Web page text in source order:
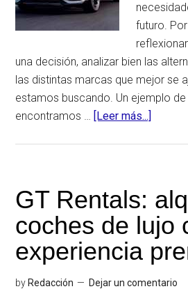
futuro.
una decisión, analizar bien las
las distintas marcas que mejor se
estamos buscando. Un ejemplo
encontramos … [Leer más...]
Ceed,
tres
de
KIA
que
GT Rentals:
coches de lujo
experiencia
by Redacción Dejar un comentario